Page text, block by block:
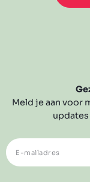
Meld je aan voor